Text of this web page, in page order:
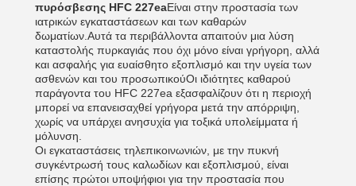
πυρόσβεσης HFC 227eaΕίναι στην προστασία των
ιατρικών εγκαταστάσεων και των καθαρών
δωματίων.Αυτά τα περιβάλλοντα απαιτούν μια λύση
καταστολής πυρκαγιάς που όχι μόνο είναι γρήγορη, αλλά
και ασφαλής για ευαίσθητο εξοπλισμό και την υγεία των
ασθενών και του προσωπικούΟι ιδιότητες καθαρού
παράγοντα του HFC 227ea εξασφαλίζουν ότι η περιοχή
μπορεί να επανεισαχθεί γρήγορα μετά την απόρριψη,
χωρίς να υπάρχει ανησυχία για τοξικά υπολείμματα ή
μόλυνση.
Οι εγκαταστάσεις τηλεπικοινωνιών, με την πυκνή
συγκέντρωσή τους καλωδίων και εξοπλισμού, είναι
επίσης πρώτοι υποψήφιοι για την προστασία που